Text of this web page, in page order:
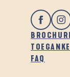
FAQ